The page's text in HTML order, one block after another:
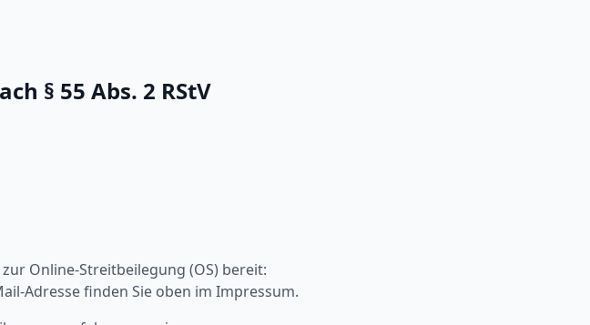
§ 55 Abs. 2 RStV
Online-Streitbeilegung (OS) bereit:
Adresse finden Sie oben im Impressum.